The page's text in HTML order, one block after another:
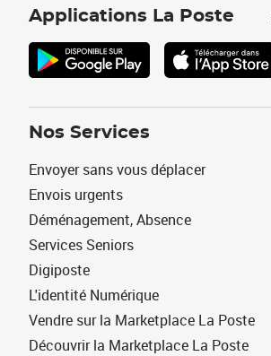
Applications La Poste
Nos Services
Envoyer sans vous déplacer
Envois urgents
Déménagement, Absence
Services Seniors
Digiposte
L'identité Numérique
Vendre sur la Marketplace La Poste
Découvrir la Marketplace La Poste